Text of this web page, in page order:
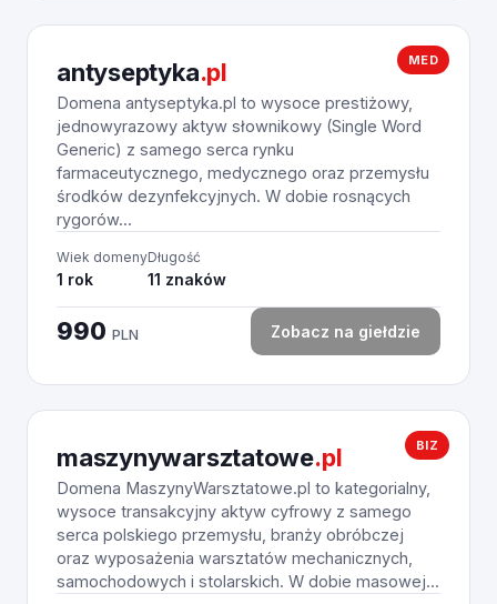
MED
antyseptyka.pl
Domena antyseptyka.pl to wysoce prestiżowy,
jednowyrazowy aktyw słownikowy (Single Word
Generic) z samego serca rynku
farmaceutycznego, medycznego oraz przemysłu
środków dezynfekcyjnych. W dobie rosnących
rygorów...
Wiek domeny
1 rok
Długość
11 znaków
990 PLN Zobacz na giełdzie
BIZ
maszynywarsztatowe.pl
Domena MaszynyWarsztatowe.pl to kategorialny,
wysoce transakcyjny aktyw cyfrowy z samego
serca polskiego przemysłu, branży obróbczej
oraz wyposażenia warsztatów mechanicznych,
samochodowych i stolarskich. W dobie masowej...